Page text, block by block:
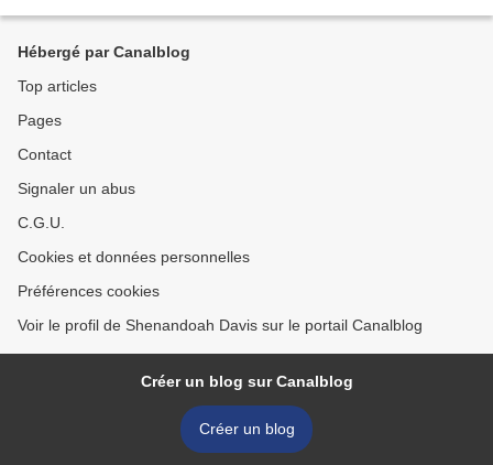
Hébergé par Canalblog
Top articles
Pages
Contact
Signaler un abus
C.G.U.
Cookies et données personnelles
Préférences cookies
Voir le profil de Shenandoah Davis sur le portail Canalblog
Créer un blog sur Canalblog
Créer un blog